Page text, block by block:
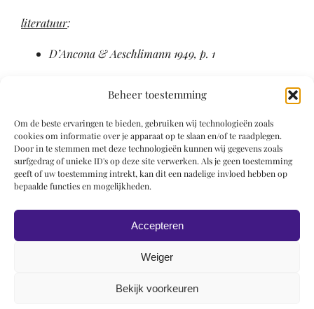
Beheer toestemming
Om de beste ervaringen te bieden, gebruiken wij technologieën zoals
cookies om informatie over je apparaat op te slaan en/of te raadplegen.
Door in te stemmen met deze technologieën kunnen wij gegevens zoals
surfgedrag of unieke ID's op deze site verwerken. Als je geen toestemming
geeft of uw toestemming intrekt, kan dit een nadelige invloed hebben op
bepaalde functies en mogelijkheden.
Accepteren
Weiger
Bekijk voorkeuren
literatuur:
D’Ancona & Aeschlimann 1949, p. 1
Delisle 1885, p. 20
Michel 1905, I, p. 348
Bradley 1887-1889, I, p. 2
Thieme-Becker 1907-1950, I, p. 55
D’Ancona & Aeschlimann 1949, p. 1